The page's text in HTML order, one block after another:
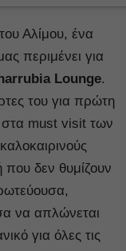
Αλίμου, ένα
περιμένει για
Lounge.
του για πρώτη
στα must visit των
που δεν θυμίζουν
να απλώνεται
για όλες τις